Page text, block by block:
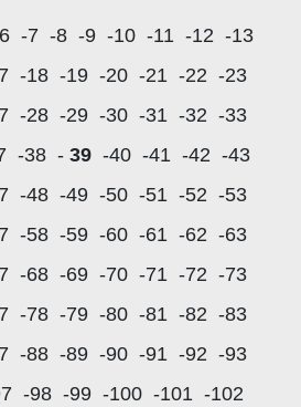
-7 -8 -9 -10 -11 -12 -13
-18 -19 -20 -21 -22 -23
-28 -29 -30 -31 -32 -33
-38 - 39 -40 -41 -42 -43
-48 -49 -50 -51 -52 -53
-58 -59 -60 -61 -62 -63
-68 -69 -70 -71 -72 -73
-78 -79 -80 -81 -82 -83
-88 -89 -90 -91 -92 -93
-98 -99 -100 -101 -102